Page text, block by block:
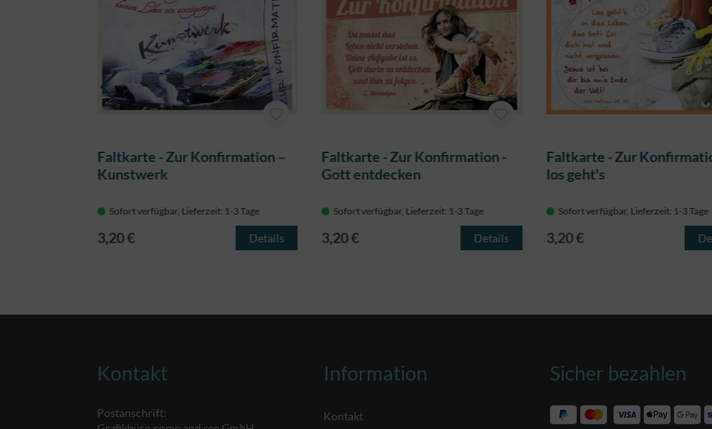
Faltkarte - Zur Konfirmation –
Kunstwerk
Sofort verfügbar, Lieferzeit: 1-3 Tage
3,20 € Details
Faltkarte - Zur Konfirmation -
Gott entdecken
Sofort verfügbar, Lieferzeit: 1-3 Tage
3,20 € Details
Faltkarte - Zur
los geht's
Sofort verfügbar, Lieferzeit: 1-3 Tage
3,20 €
Kontakt
Postanschrift:
Information
Kontakt
Sicher bezahlen